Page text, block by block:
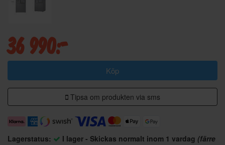
36 990:-
Köp
Tipsa om produkten via sms
Lagerstatus: I lager - Skickas normalt inom 1 vardag (färre